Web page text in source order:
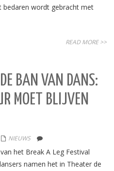
wordt gebracht met
READ MORE >>
BAN VAN DANS:
MOET BLIJVEN
NIEUWS
het Break A Leg Festival
namen het in Theater de